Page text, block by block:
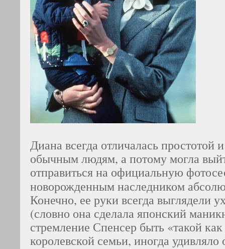
Диана всегда отличалась простотой
обычным людям, а потому могла
отправиться на официальную
новорожденным наследником
Конечно, ее руки всегда выглядели
(словно она сделала японский
стремление Спенсер быть «такой
королевской семьи, иногда